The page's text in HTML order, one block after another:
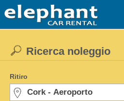
Ricerca noleggio
Ritiro